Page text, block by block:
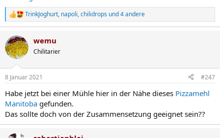
R
e
k
t
i
e
:
TrinkJoghurt, napoli,chilidrops und 4 andere
wemu
Chilitarier
8 Januar 2021 #247
Habe jetzt bei einer Mühle hier in der Nähe dieses Pizzamehl
Manitoba gefunden.
Das sollte doch von der Zusammensetzung geeignet sein??